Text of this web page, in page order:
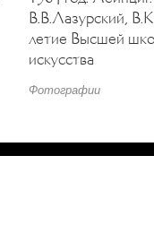
В.В.Лазурский,
летие Высшей
искусства
Фотографии